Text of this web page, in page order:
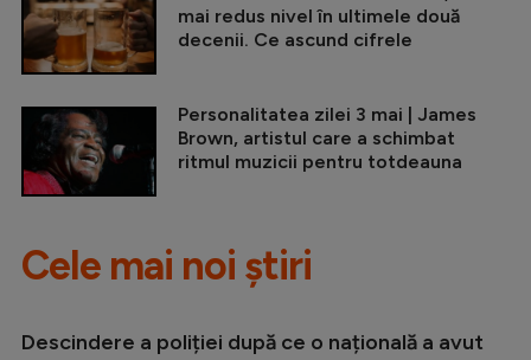
mai redus nivel în ultimele două
decenii. Ce ascund cifrele
Personalitatea zilei 3 mai | James
Brown, artistul care a schimbat
ritmul muzicii pentru totdeauna
Cele mai noi știri
Descindere a poliției după ce o națională a avut